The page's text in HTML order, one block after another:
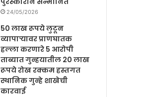
24/05/2026
50 लाख रूपये लुटून
व्यापाऱ्यावर प्राणघातक
हल्ला करणारे 5 आरोपी
ताब्यात गुन्हयातील 20 लाख
रूपये रोख रक्कम हस्तगत
स्थानिक गुन्हे शाखेची
कारवाई